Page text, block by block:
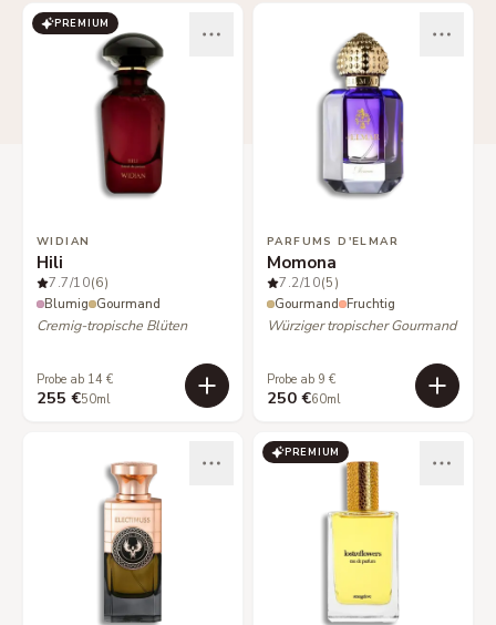
PREMIUM
WIDIAN
Hili
7.7/10(6)
Blumig Gourmand
Cremig-tropische Blüten
Probe ab 14 €
255 €50ml
PARFUMS D'ELMAR
Momona
7.2/10(5)
Gourmand Fruchtig
Würziger tropischer Gourmand
Probe ab 9 €
250 €60ml
PREMIUM